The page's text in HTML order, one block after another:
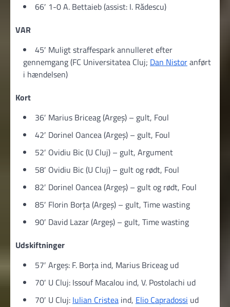
66′ 1-0 A. Bettaieb (assist: I. Rădescu)
VAR
45′ Muligt straffespark annulleret efter
gennemgang (FC Universitatea Cluj; Dan Nistoranført
i hændelsen)
Kort
36′ Marius Briceag (Argeș) – gult, Foul
42′ Dorinel Oancea (Argeș) – gult, Foul
52′ Ovidiu Bic (U Cluj) – gult, Argument
58′ Ovidiu Bic (U Cluj) – gult og rødt, Foul
82′ Dorinel Oancea (Argeș) – gult og rødt, Foul
85′ Florin Borța (Argeș) – gult, Time wasting
90′ David Lazar (Argeș) – gult, Time wasting
Udskiftninger
57′ Argeș: F. Borța ind, Marius Briceag ud
70′ U Cluj: Issouf Macalou ind, V. Postolachi ud
70′ U Cluj: Iulian Cristea ind, Elio Capradossi ud